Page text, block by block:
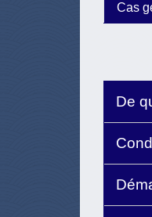
Cas
De